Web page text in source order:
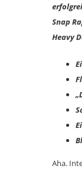
Snap
Heavy
Aha.